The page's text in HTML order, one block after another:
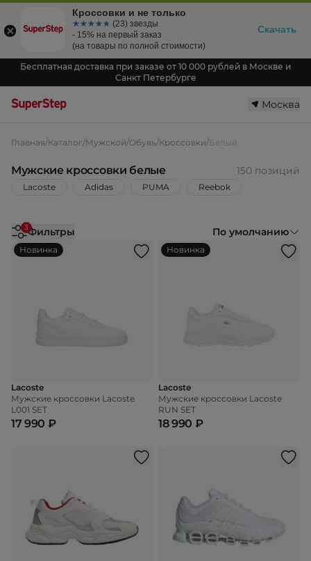
Бесплатная доставка при заказе от 10 000 рублей в Москве и
Санкт Петербурге
Москва
Главная/Каталог/Мужской/Обувь/Кроссовки/Белый
Мужские кроссовки белые 150 позиций
Lacoste Adidas PUMA Reebok
3Фильтры По умолчанию
Новинка
Lacoste
Мужские кроссовки Lacoste
L001 SET
17 990 ₽
Новинка
Lacoste
Мужские кроссовки Lacoste
RUN SET
18 990 ₽
Кроссовки и не только
☆☆☆☆☆
★★★★★ (23) звезды
- 15% на первый заказ
(на товары по полной стоимости)
Скачать